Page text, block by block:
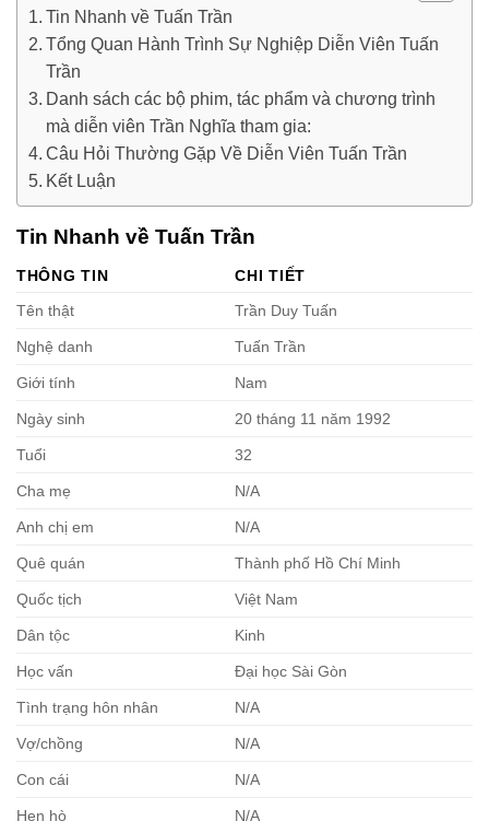
Tin Nhanh về Tuấn Trần
Tổng Quan Hành Trình Sự Nghiệp Diễn Viên Tuấn
Trần
Danh sách các bộ phim, tác phẩm và chương trình
mà diễn viên Trần Nghĩa tham gia:
Câu Hỏi Thường Gặp Về Diễn Viên Tuấn Trần
Kết Luận
Tin Nhanh về Tuấn Trần
THÔNG TIN
CHI TIẾT
Tên thật
Trần Duy Tuấn
Nghệ danh Tuấn Trần
Giới tính Nam
Ngày sinh 20 tháng 11 năm 1992
Tuổi 32
Cha mẹ N/A
Anh chị em N/A
Quê quán Thành phố Hồ Chí Minh
Quốc tịch Việt Nam
Dân tộc Kinh
Học vấn Đại học Sài Gòn
Tình trạng hôn nhân N/A
Vợ/chồng N/A
Con cái N/A
Hẹn hò N/A